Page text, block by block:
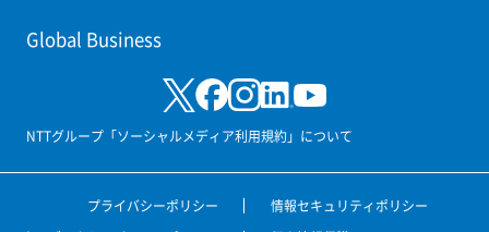
Global Business
NTTグループ「ソーシャルメディア利用規約」について
プライバシーポリシー
情報セキュリティポリシー